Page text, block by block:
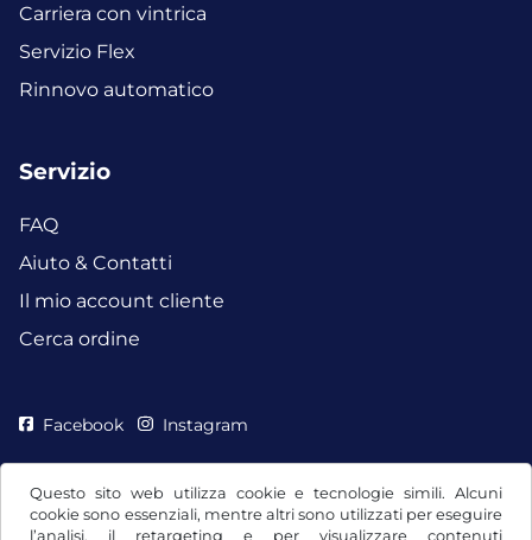
Questo sito web utilizza cookie e tecnologie simili. Alcuni
cookie sono essenziali, mentre altri sono utilizzati per eseguire
l’analisi, il retargeting e per visualizzare contenuti
Carriera con vintrica
Servizio Flex
Rinnovo automatico
Servizio
FAQ
Aiuto & Contatti
Il mio account cliente
Cerca ordine
Facebook Instagram